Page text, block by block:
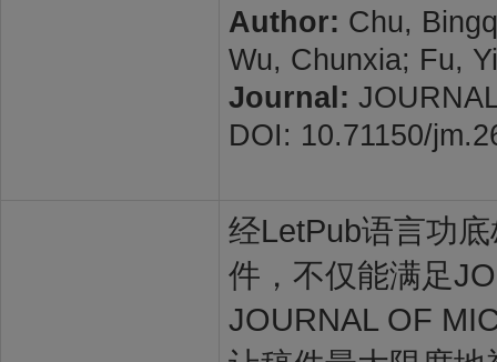
Author: Chu,
Wu, Chunxia; Fu,
Journal:
DOI: 10.71150/
经LetPub语言功
件，不仅能满足
JOURNAL OF